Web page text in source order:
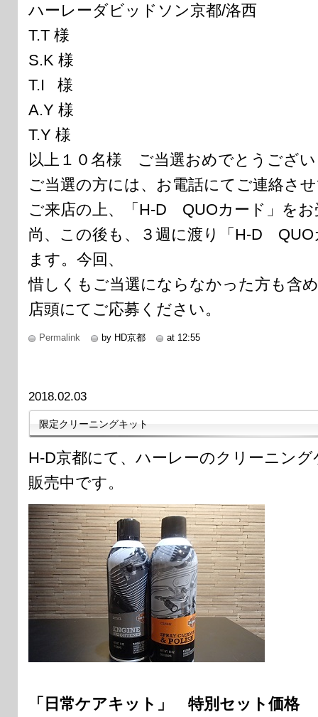
ハーレーダビッドソン京都/洛西
T.T 様
S.K 様
T.I 様
A.Y 様
T.Y 様
以上１０名様 ご当選おめでとうござ
ご当選の方には、お電話にてご連絡さ
ご来店の上、「H-D QUOカード」を
尚、この後も、３週に渡り「H-D
ます。今回、
惜しくもご当選にならなかった方も含
店頭にてご応募ください。
Permalink by HD京都 at 12:55
2018.02.03
限定クリーニングキット
H-D京都にて、ハーレーのクリーニン
販売中です。
「日常ケアキット」 特別セット価格